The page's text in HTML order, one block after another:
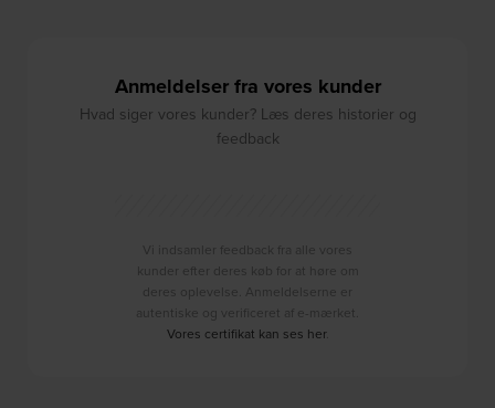
Anmeldelser fra vores kunder
Hvad siger vores kunder? Læs deres historier og
feedback
Vi indsamler feedback fra alle vores
kunder efter deres køb for at høre om
deres oplevelse. Anmeldelserne er
autentiske og verificeret af e-mærket.
Vores certifikat kan ses her.